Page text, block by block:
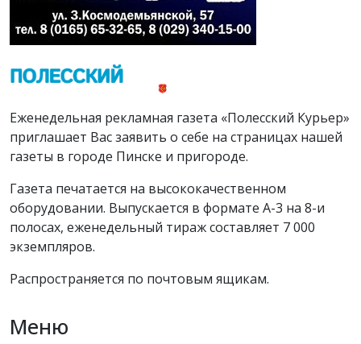
Еженедельная рекламная газета «Полесский Курьер»
приглашает Вас заявить о себе на страницах нашей
газеты в городе Пинске и пригороде.
Газета печатается на высококачественном
оборудовании. Выпускается в формате А-3 на 8-и
полосах, еженедельный тираж составляет 7 000
экземпляров.
Распространяется по почтовым ящикам.
Меню